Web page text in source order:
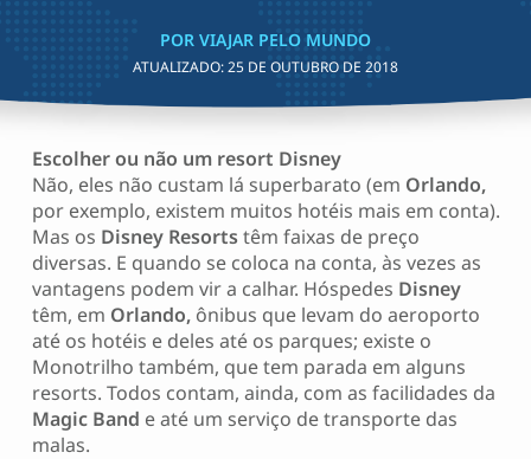
POR VIAJAR PELO MUNDO
ATUALIZADO:25 DE OUTUBRO DE 2018
Escolher ou não um resort Disney
Não, eles não custam lá superbarato (em Orlando,
por exemplo, existem muitos hotéis mais em conta).
Mas os Disney Resortstêm faixas de preço
diversas. E quando se coloca na conta, às vezes as
vantagens podem vir a calhar. Hóspedes Disney
têm, em Orlando,ônibus que levam do aeroporto
até os hotéis e deles até os parques; existe o
Monotrilho também, que tem parada em alguns
resorts. Todos contam, ainda, com as facilidades da
Magic Band e até um serviço de transporte das
malas.